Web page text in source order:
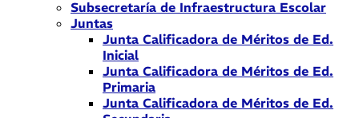
Subsecretaría de Infraestructura Escolar
Juntas
Junta Calificadora de Méritos de Ed.
Inicial
Junta Calificadora de Méritos de Ed.
Primaria
Junta Calificadora de Méritos de Ed.